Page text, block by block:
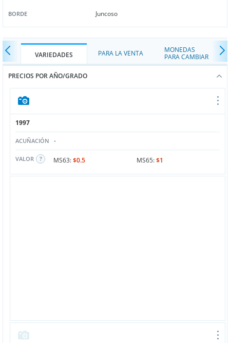
BORDE Juncoso
VARIEDADES PARA LA VENTA
MONEDAS
PARA CAMBIAR
PRECIOS POR AÑO/GRADO
1997
ACUÑACIÓN -
VALOR MS63:$0.5 MS65:$1